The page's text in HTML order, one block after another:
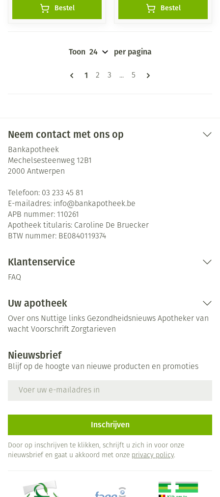
Bestel Bestel
Pagina's
U lees momenteel pagina
1 Pagina
2 Pagina
3 ... Pagina
5
Toon per pagina
Neem contact met ons op
Bankapotheek
Mechelsesteenweg 12B1
2000 Antwerpen
Telefoon: 03 233 45 81
E-mailadres: info@bankapotheek.be
APB nummer: 110261
Apotheek titularis: Caroline De Bruecker
BTW nummer: BE0840119374
Klantenservice
FAQ
Uw apotheek
Over ons Nuttige links Gezondheidsnieuws Apotheker van
wacht Voorschrift Zorgtarieven
Nieuwsbrief
Blijf op de hoogte van nieuwe producten en promoties
Inschrijven
Door op inschrijven te klikken, schrijft u zich in voor onze
nieuwsbrief en gaat u akkoord met onze privacy policy.